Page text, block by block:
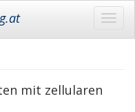
mit zellularen